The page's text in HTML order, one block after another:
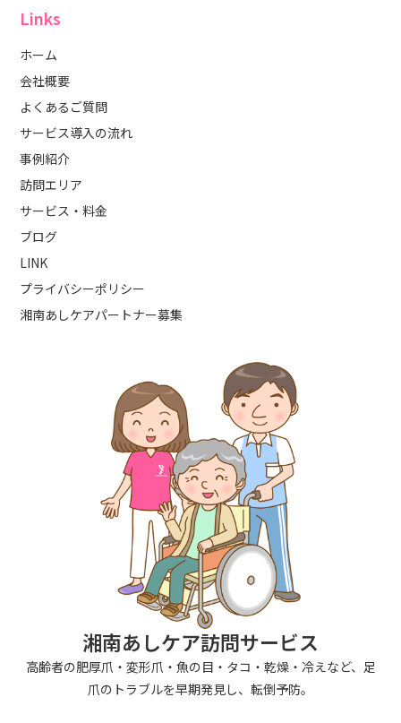
湘南あしケア訪問サービス
高齢者の肥厚爪・変形爪・魚の目・タコ・乾燥・冷えなど、足
爪のトラブルを早期発見し、転倒予防。
Links
ホーム
会社概要
よくあるご質問
サービス導入の流れ
事例紹介
訪問エリア
サービス・料金
ブログ
LINK
プライバシーポリシー
湘南あしケアパートナー募集